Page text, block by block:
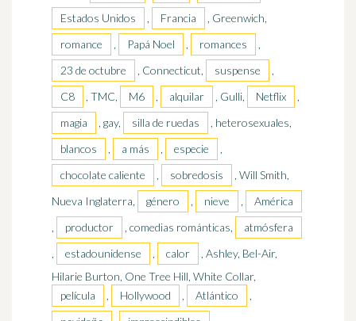
Estados Unidos
, Francia
, Greenwich,
romance
, Papá Noel , romances
,
23 de octubre
, Connecticut, suspense
,
C8
, TMC, M6 , alquilar , Gulli, Netflix
,
magia
, gay, silla de ruedas
, heterosexuales,
blancos
, a más , especie
,
chocolate caliente
, sobredosis
, Will Smith,
Nueva Inglaterra,
género , nieve ,
América
,
productor , comedias románticas,
atmósfera
,
estadounidense , calor
, Ashley, Bel-Air,
Hilarie Burton, One Tree Hill, White Collar,
película
, Hollywood , Atlántico
,